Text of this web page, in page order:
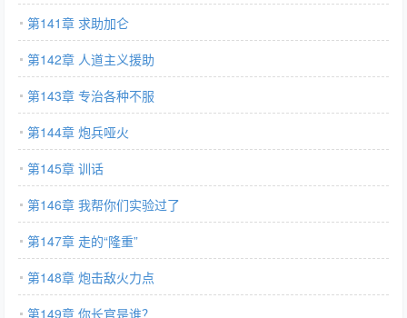
第141章 求助加仑
第142章 人道主义援助
第143章 专治各种不服
第144章 炮兵哑火
第145章 训话
第146章 我帮你们实验过了
第147章 走的“隆重”
第148章 炮击敌火力点
第149章 你长官是谁？